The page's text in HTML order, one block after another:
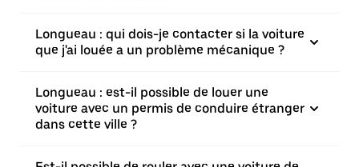
Longueau : qui dois-je contacter si la voiture
que j'ai louée a un problème mécanique ?
Longueau : est-il possible de louer une
voiture avec un permis de conduire étranger
dans cette ville ?